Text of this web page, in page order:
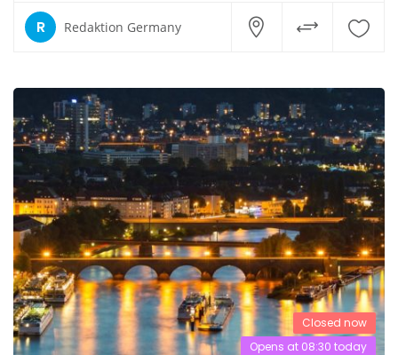
R Redaktion Germany
Closed now
Opens at 08:30 today